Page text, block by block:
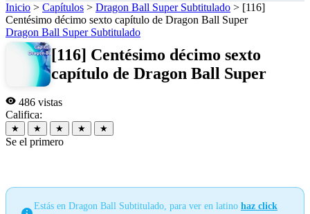
Inicio > Capítulos > Dragon Ball Super Subtitulado > [116]
Centésimo décimo sexto capítulo de Dragon Ball Super
Dragon Ball Super Subtitulado
[116] Centésimo décimo sexto
capítulo de Dragon Ball Super
486 vistas
Califica:
★ ★ ★ ★ ★
Se el primero
Estás en Dragon Ball Subtitulado, para ver en latino haz click